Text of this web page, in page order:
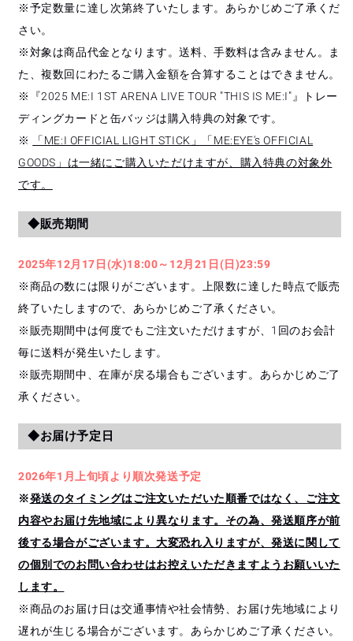
※予定数量に達し次第終了いたします。あらかじめご了承くだ
さい。
※対象は商品代金となります。送料、手数料は含みません。ま
た、複数回にわたるご購入金額を合算することはできません。
※『2025 ME:I 1ST ARENA LIVE TOUR "THIS IS ME:I"』トレー
ディングカードと缶バッジは購入特典の対象です。
※
「ME:I OFFICIAL LIGHT STICK」「ME:EYE's OFFICIAL
GOODS」は一緒にご購入いただけますが、購入特典の対象外
です。
◆販売期間
2025年12月17日(水)18:00～12月21日(日)23:59
※商品の数には限りがございます。上限数に達した時点で販売
終了いたしますので、あらかじめご了承ください。
※販売期間中は何度でもご注文いただけますが、1回のお会計
毎に送料が発生いたします。
※販売期間中、在庫が戻る場合もございます。あらかじめご了
承ください。
◆お届け予定日
2026年1月上旬頃より順次発送予定
※発送のタイミングはご注文いただいた順番ではなく、ご注文
内容やお届け先地域により異なります。その為、発送順序が前
後する場合がございます。大変恐れ入りますが、発送に関して
の個別でのお問い合わせはお控えいただきますようお願いいた
します。
※商品のお届け日は交通事情や社会情勢、お届け先地域により
遅れが生じる場合がございます。あらかじめご了承ください。